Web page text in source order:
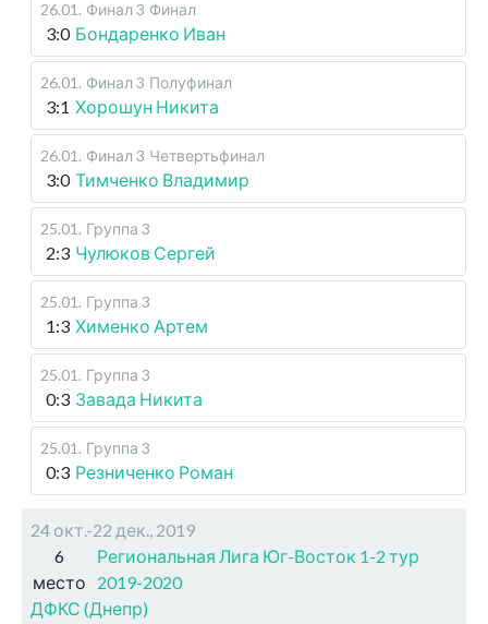
26.01 . Финал 3 Финал
3:0 Бондаренко Иван
26.01 . Финал 3 Полуфинал
3:1 Хорошун Никита
26.01 . Финал 3 Четвертьфинал
3:0 Тимченко Владимир
25.01 . Группа 3
2:3 Чулюков Сергей
25.01 . Группа 3
1:3 Хименко Артем
25.01 . Группа 3
0:3 Завада Никита
25.01 . Группа 3
0:3 Резниченко Роман
24 окт.-22 дек., 2019
6
место
Региональная Лига Юг-Восток 1-2 тур
2019-2020
ДФКС (Днепр)